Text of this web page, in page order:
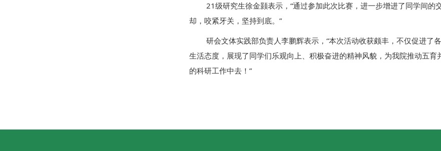
21级研究生徐金颢表示，“通过参加此次比赛，进一步增进了同学间
却，咬紧牙关，坚持到底。”
研会文体实践部负责人李鹏辉表示，“本次活动收获颇丰，不仅促进
生活态度，展现了同学们乐观向上、积极奋进的精神风貌，为我院推动五
的科研工作中去！”